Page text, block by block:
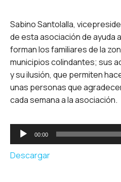
Sabino Santolalla,
de esta asociación de ayuda
forman los familiares de la
municipios colindantes; sus
y su ilusión, que permiten
unas personas que
cada semana a la asociación.
Reproductor
de
audio
00:00
Descargar